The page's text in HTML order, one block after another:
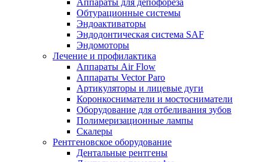
Аппараты для депофореза
Обтурационные системы
Эндоактиваторы
Эндодонтическая система SAF
Эндомоторы
Лечение и профилактика
Аппараты Air Flow
Аппараты Vector Paro
Артикуляторы и лицевые дуги
Коронкосниматели и мостосниматели
Оборудование для отбеливания зубов
Полимеризационные лампы
Скалеры
Рентгеновское оборудование
Дентальные рентгены